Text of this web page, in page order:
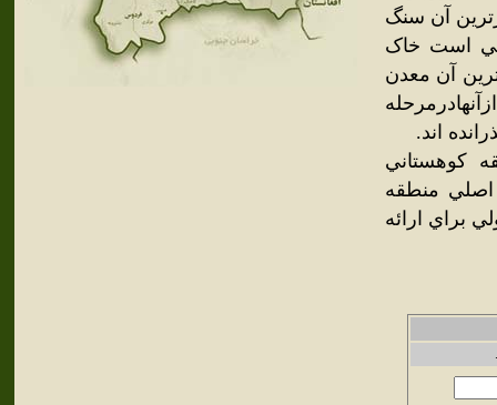
آن سنگ
است خاک
آن معدن
اند.
کوهستاني
اصلي منطقه
براي ارائه